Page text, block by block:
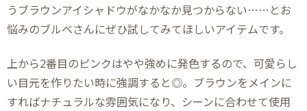
うブラウンアイシャドウがなかなか見つからない……とお
悩みのブルベさんにぜひ試してみてほしいアイテムです。
上から2番目のピンクはやや強めに発色するので、可愛らし
い目元を作りたい時に強調すると◎。ブラウンをメインに
すればナチュラルな雰囲気になり、シーンに合わせて使用